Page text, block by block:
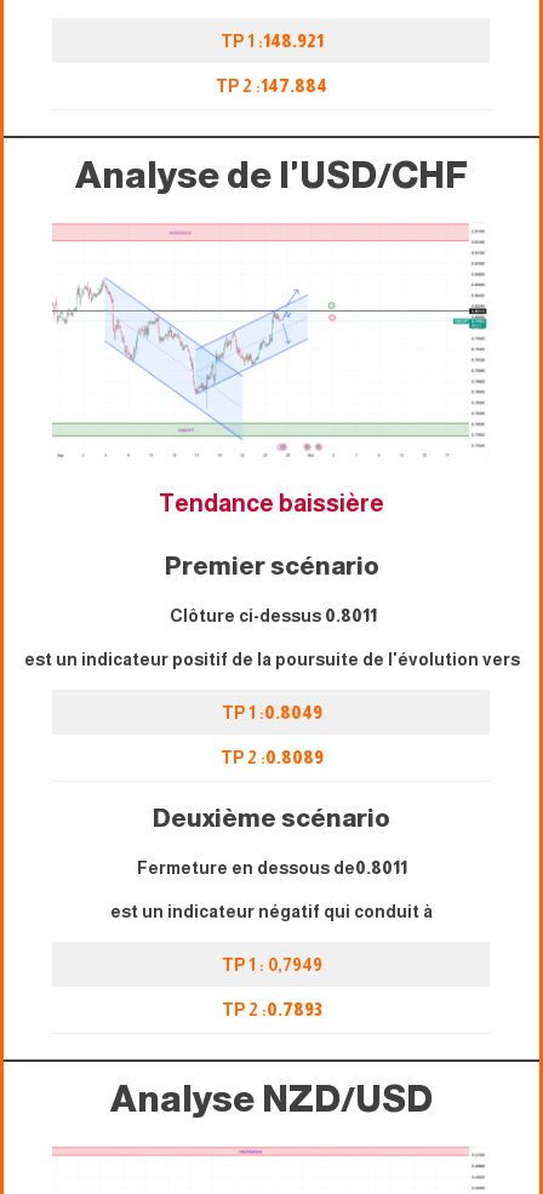
TP 1 :148.921
TP 2 :147.884
Analyse de l'USD/CHF
Tendance baissière
Premier scénario
Clôture ci-dessus 0.8011
est un indicateur positif de la poursuite de l'évolution vers
TP 1 :0.8049
TP 2 :0.8089
Deuxième scénario
Fermeture en dessous de0.8011
est un indicateur négatif qui conduit à
TP 1 : 0,7949
TP 2 :0.7893
Analyse NZD/USD